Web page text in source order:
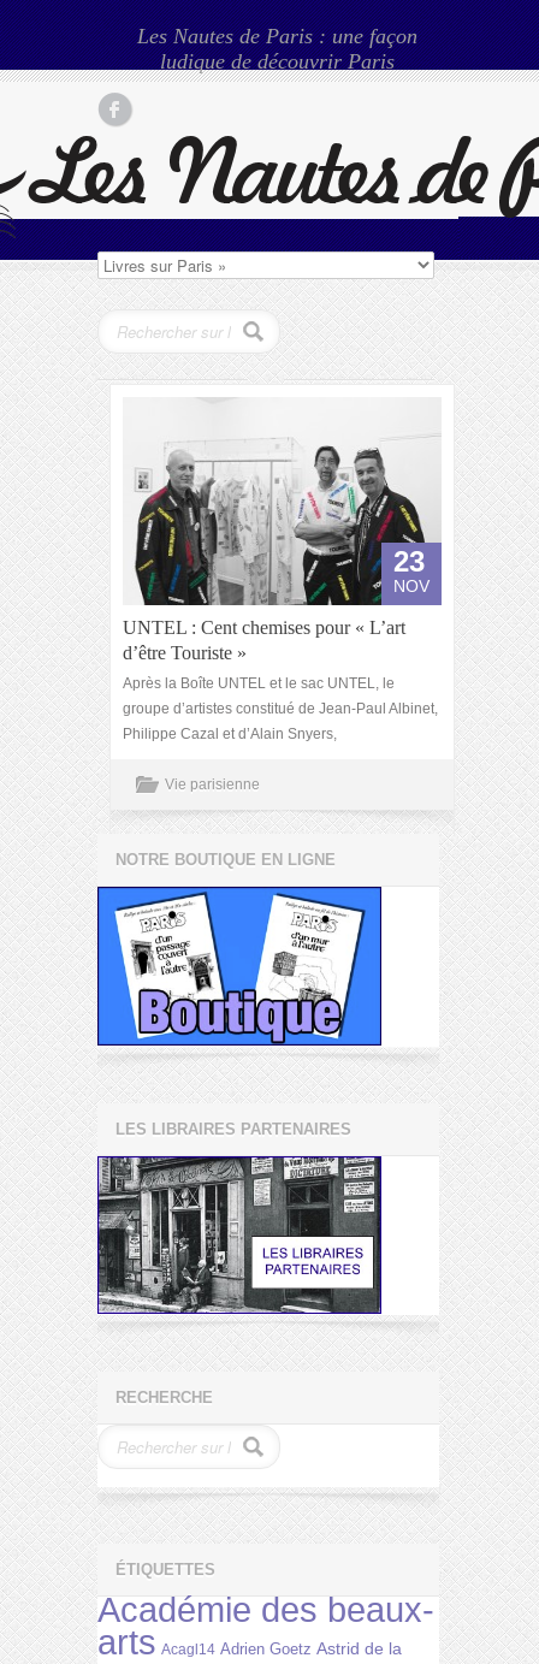
Les Nautes de Paris : une façon
ludique de découvrir Paris
23
NOV
UNTEL : Cent chemises pour « L’art
d’être Touriste »
Après la Boîte UNTEL et le sac UNTEL, le
groupe d’artistes constitué de Jean-Paul Albinet,
Philippe Cazal et d’Alain Snyers,
Vie parisienne
NOTRE BOUTIQUE EN LIGNE
LES LIBRAIRES PARTENAIRES
RECHERCHE
ÉTIQUETTES
Académie des beaux-
arts Acagl14 Adrien Goetz Astrid de la